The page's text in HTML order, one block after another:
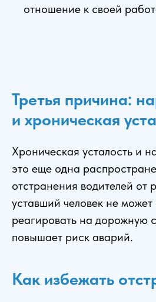
отношение к своей
Третья причина:
и хроническая
Хроническая усталость и
это еще одна
отстранения водителей
уставший человек не может
реагировать на дорожную
повышает риск аварий.
Как избежать